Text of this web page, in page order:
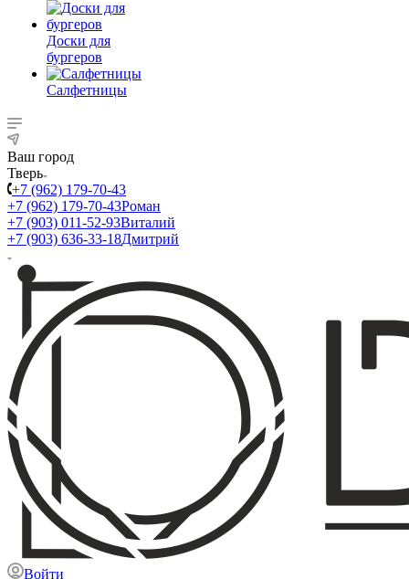
Доски для
бургеров
Салфетницы
Ваш город
Тверь
+7 (962) 179-70-43
+7 (962) 179-70-43Роман
+7 (903) 011-52-93Виталий
+7 (903) 636-33-18Дмитрий
Войти